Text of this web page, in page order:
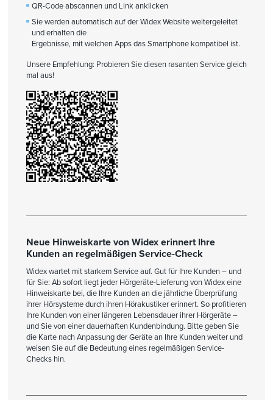
QR-Code abscannen und Link anklicken
Sie werden automatisch auf der Widex Website weitergeleitet
und erhalten die
Ergebnisse, mit welchen Apps das Smartphone kompatibel ist.
Unsere Empfehlung: Probieren Sie diesen rasanten Service gleich
mal aus!
Neue Hinweiskarte von Widex erinnert Ihre
Kunden an regelmäßigen Service-Check
Widex wartet mit starkem Service auf. Gut für Ihre Kunden – und
für Sie: Ab sofort liegt jeder Hörgeräte-Lieferung von Widex eine
Hinweiskarte bei, die Ihre Kunden an die jährliche Überprüfung
ihrer Hörsysteme durch ihren Hörakustiker erinnert. So profitieren
Ihre Kunden von einer längeren Lebensdauer ihrer Hörgeräte –
und Sie von einer dauerhaften Kundenbindung. Bitte geben Sie
die Karte nach Anpassung der Geräte an Ihre Kunden weiter und
weisen Sie auf die Bedeutung eines regelmäßigen Service-
Checks hin.